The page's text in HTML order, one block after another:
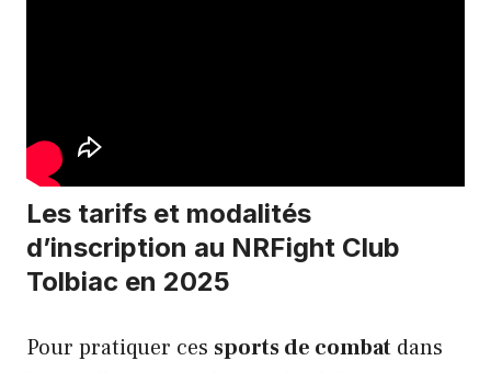
Les tarifs et modalités
d’inscription au NRFight Club
Tolbiac en 2025
Pour pratiquer ces sports de combat dans